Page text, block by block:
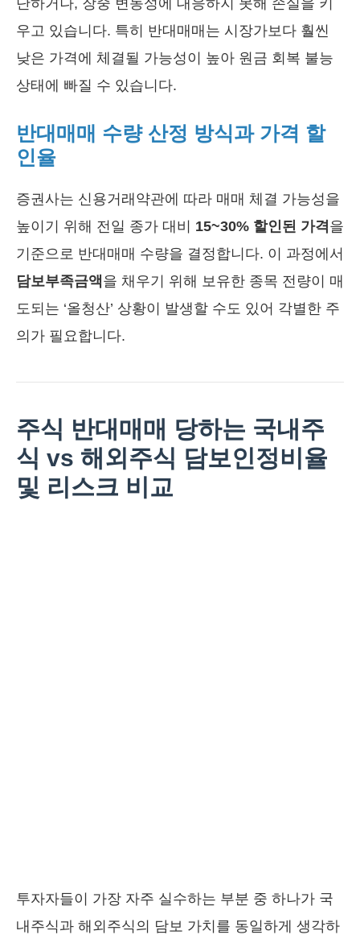
단하거나, 장중 변동성에 대응하지 못해 손실을 키
우고 있습니다. 특히 반대매매는 시장가보다 훨씬
낮은 가격에 체결될 가능성이 높아 원금 회복 불능
상태에 빠질 수 있습니다.
반대매매 수량 산정 방식과 가격 할
인율
증권사는 신용거래약관에 따라 매매 체결 가능성을
높이기 위해 전일 종가 대비 15~30% 할인된 가격 을
기준으로 반대매매 수량을 결정합니다. 이 과정에서
담보부족금액을 채우기 위해 보유한 종목 전량이 매
도되는 ‘올청산’ 상황이 발생할 수도 있어 각별한 주
의가 필요합니다.
주식 반대매매 당하는 국내주
식 vs 해외주식 담보인정비율
및 리스크 비교
투자자들이 가장 자주 실수하는 부분 중 하나가 국
내주식과 해외주식의 담보 가치를 동일하게 생각하